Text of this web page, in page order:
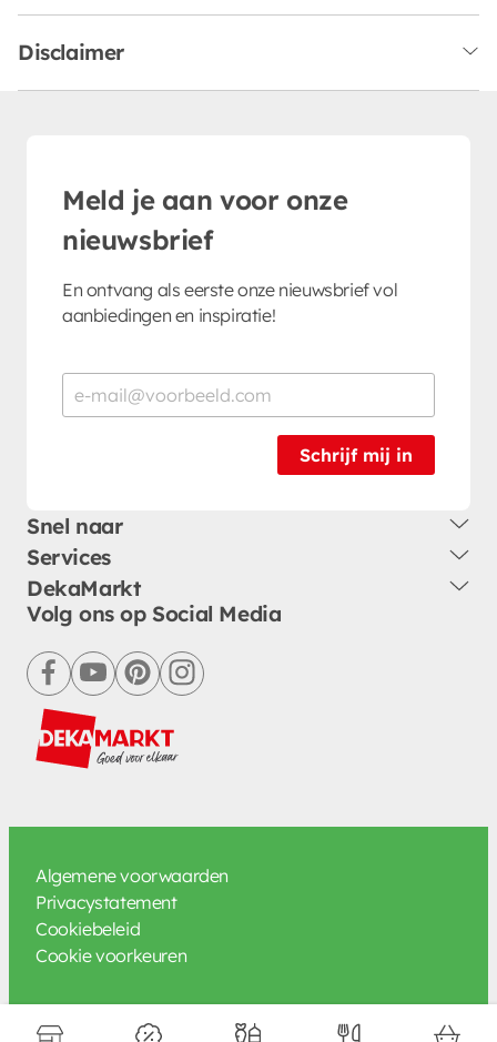
Disclaimer
Meld je aan voor onze
nieuwsbrief
En ontvang als eerste onze nieuwsbrief vol
aanbiedingen en inspiratie!
Schrijf mij in
Snel naar
Services
DekaMarkt
Volg ons op Social Media
facebookyoutubepinterestinstagram
Algemene voorwaarden
Privacystatement
Cookiebeleid
Cookie voorkeuren